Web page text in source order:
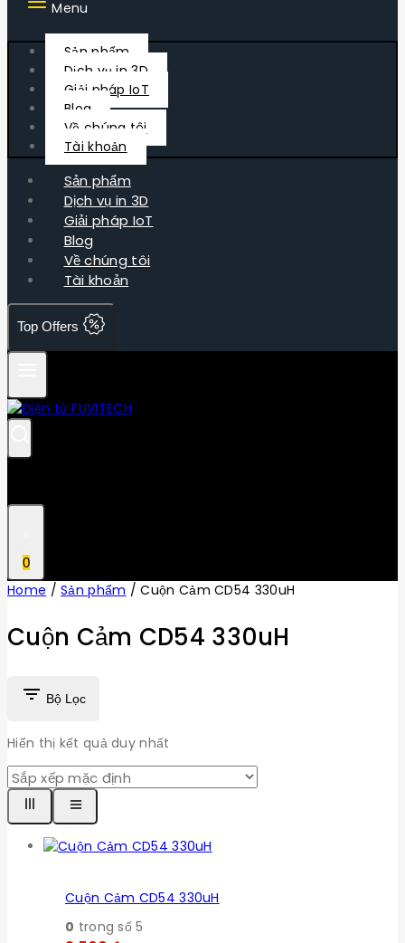
Menu
Sản phẩm
Dịch vụ in 3D
Giải pháp IoT
Blog
Về chúng tôi
Tài khoản
Sản phẩm
Dịch vụ in 3D
Giải pháp IoT
Blog
Về chúng tôi
Tài khoản
Top Offers
0
Home / Sản phẩm / Cuộn Cảm CD54 330uH
Cuộn Cảm CD54 330uH
Bộ Lọc
Hiển thị kết quả duy nhất
Cuộn Cảm CD54 330uH
0 trong số 5